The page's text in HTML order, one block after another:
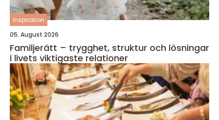
inspiration
05. August 2026
Familjerätt – trygghet, struktur och lösningar
i livets viktigaste relationer